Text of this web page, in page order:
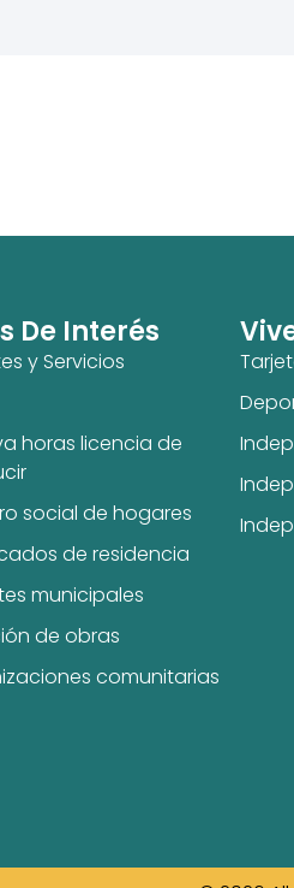
De Interés
y Servicios
horas licencia de
social de hogares
de residencia
municipales
de obras
comunitarias